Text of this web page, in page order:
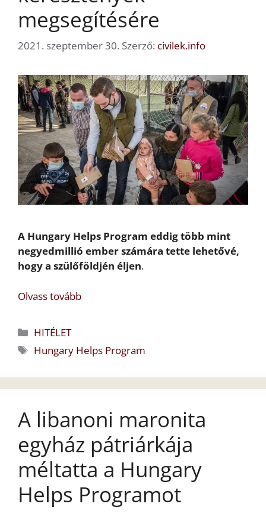
megsegítésére
2021. szeptember 30. Szerző: civilek.info
A Hungary Helps Program eddig több mint
negyedmillió ember számára tette lehetővé,
hogy a szülőföldjén éljen.
Olvass tovább
Kategória
HITÉLET
Címkék
Hungary Helps Program
A libanoni maronita
egyház pátriárkája
méltatta a Hungary
Helps Programot